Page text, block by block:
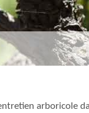
arboricole